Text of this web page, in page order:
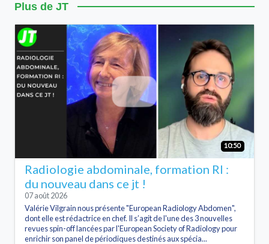
Plus de JT
10:50
Radiologie abdominale, formation RI :
du nouveau dans ce jt !
07 août 2026
Valérie Vilgrain nous présente "European Radiology Abdomen",
dont elle est rédactrice en chef. Il s’agit de l'une des 3 nouvelles
revues spin-off lancées par l'European Society of Radiology pour
enrichir son panel de périodiques destinés aux spécia...